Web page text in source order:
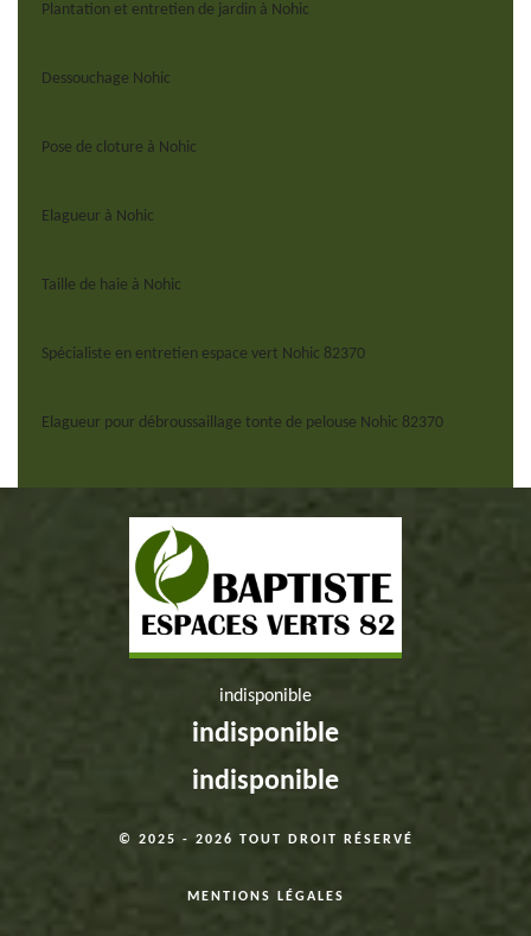
Plantation et entretien de jardin à Nohic
Dessouchage Nohic
Pose de cloture à Nohic
Elagueur à Nohic
Taille de haie à Nohic
Spécialiste en entretien espace vert Nohic 82370
Elagueur pour débroussaillage tonte de pelouse Nohic 82370
indisponible
indisponible
indisponible
© 2025 - 2026 TOUT DROIT RÉSERVÉ
MENTIONS LÉGALES